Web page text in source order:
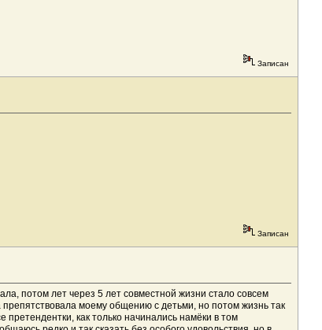
Записан
Записан
потом лет через 5 лет совместной жизни стало совсем
моему общению с детьми, но потом жизнь так
как только начинались намёки в том